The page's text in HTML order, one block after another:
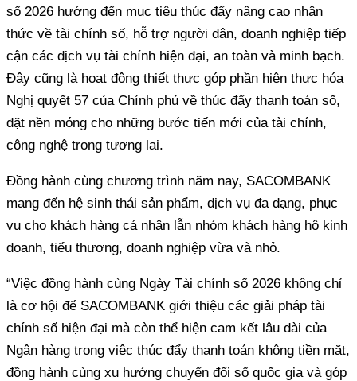
số 2026 hướng đến mục tiêu thúc đẩy nâng cao nhận
thức về tài chính số, hỗ trợ người dân, doanh nghiệp tiếp
cận các dịch vụ tài chính hiện đại, an toàn và minh bạch.
Đây cũng là hoạt động thiết thực góp phần hiện thực hóa
Nghị quyết 57 của Chính phủ về thúc đẩy thanh toán số,
đặt nền móng cho những bước tiến mới của tài chính,
công nghệ trong tương lai.
Đồng hành cùng chương trình năm nay, SACOMBANK
mang đến hệ sinh thái sản phẩm, dịch vụ đa dạng, phục
vụ cho khách hàng cá nhân lẫn nhóm khách hàng hộ kinh
doanh, tiểu thương, doanh nghiệp vừa và nhỏ.
“Việc đồng hành cùng Ngày Tài chính số 2026 không chỉ
là cơ hội để SACOMBANK giới thiệu các giải pháp tài
chính số hiện đại mà còn thể hiện cam kết lâu dài của
Ngân hàng trong việc thúc đẩy thanh toán không tiền mặt,
đồng hành cùng xu hướng chuyển đổi số quốc gia và góp